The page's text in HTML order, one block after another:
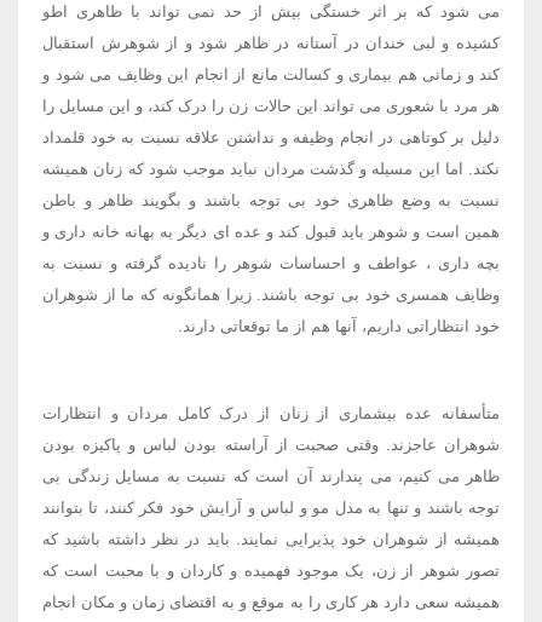
می شود که بر اثر خستگی بیش از حد نمی تواند با ظاهری اطو
کشیده و لبی خندان در آستانه در ظاهر شود و از شوهرش استقبال
کند و زمانی هم بیماری و کسالت مانع از انجام این وظایف می شود و
هر مرد با شعوری می تواند این حالات زن را درک کند، و این مسایل را
دلیل بر کوتاهی در انجام وظیفه و نداشتن علاقه نسبت به خود قلمداد
نکند. اما این مسیله و گذشت مردان نباید موجب شود که زنان همیشه
نسبت به وضع ظاهری خود بی توجه باشند و بگویند ظاهر و باطن
همین است و شوهر باید قبول کند و عده ای دیگر به بهانه خانه داری و
بچه داری ، عواطف و احساسات شوهر را نادیده گرفته و نسبت به
وظایف همسری خود بی توجه باشند. زیرا همانگونه که ما از شوهران
خود انتظاراتی داریم، آنها هم از ما توقعاتی دارند.
متأسفانه عده بیشماری از زنان از درک کامل مردان و انتظارات
شوهران عاجزند. وقتی صحبت از آراسته بودن لباس و پاکیزه بودن
ظاهر می کنیم، می پندارند آن است که نسبت به مسایل زندگی بی
توجه باشند و تنها به مدل مو و لباس و آرایش خود فکر کنند، تا بتوانند
همیشه از شوهران خود پذیرایی نمایند. باید در نظر داشته باشید که
تصور شوهر از زن، یک موجود فهمیده و کاردان و با محبت است که
همیشه سعی دارد هر کاری را به موقع و به اقتضای زمان و مکان انجام